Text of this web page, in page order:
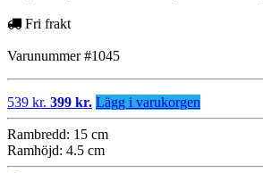
Fri frakt
Varunummer #1045
539 kr. 399 kr. Lägg i varukorgen
Rambredd: 15 cm
Ramhöjd: 4.5 cm